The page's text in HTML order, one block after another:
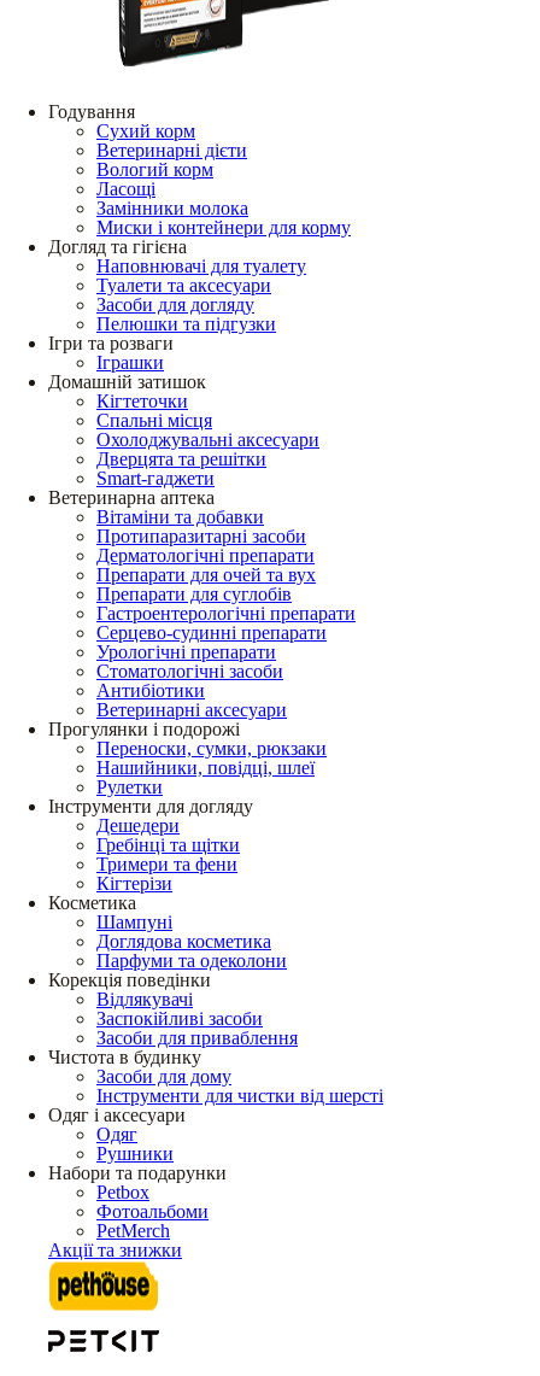
Годування
Сухий корм
Ветеринарні дієти
Вологий корм
Ласощі
Замінники молока
Миски і контейнери для корму
Догляд та гігієна
Наповнювачі для туалету
Туалети та аксесуари
Засоби для догляду
Пелюшки та підгузки
Ігри та розваги
Іграшки
Домашній затишок
Кігтеточки
Спальні місця
Охолоджувальні аксесуари
Дверцята та решітки
Smart-гаджети
Ветеринарна аптека
Вітаміни та добавки
Протипаразитарні засоби
Дерматологічні препарати
Препарати для очей та вух
Препарати для суглобів
Гастроентерологічні препарати
Серцево-судинні препарати
Урологічні препарати
Стоматологічні засоби
Антибіотики
Ветеринарні аксесуари
Прогулянки і подорожі
Переноски, сумки, рюкзаки
Нашийники, повідці, шлеї
Рулетки
Інструменти для догляду
Дешедери
Гребінці та щітки
Тримери та фени
Кігтерізи
Косметика
Шампуні
Доглядова косметика
Парфуми та одеколони
Корекція поведінки
Відлякувачі
Заспокійливі засоби
Засоби для приваблення
Чистота в будинку
Засоби для дому
Інструменти для чистки від шерсті
Одяг і аксесуари
Одяг
Рушники
Набори та подарунки
Petbox
Фотоальбоми
PetMerch
Акції та знижки